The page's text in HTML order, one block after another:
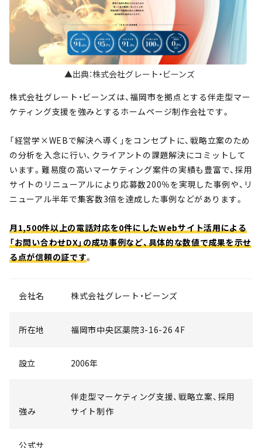
▲出典：株式会社グレート・ビーンズ
株式会社グレート・ビーンズは、福岡市を拠点とする伴走型マー
ケティング支援を強みとするホームページ制作会社です。
「経営学×WEBで解決へ導く」をコンセプトに、戦略立案のため
の分析を入念に行い、クライアントの課題解決にコミットして
います。難易度の高いマーケティング案件の実績も豊富で、採用
サイトのリニューアルにより応募数200％を実現した事例や、リ
ニューアル半年で集客数3倍を達成した事例などがあります。
月1,500件以上の電話対応を0件にしたWebサイト活用による
「お問い合わせDX」の成功事例など、具体的な数値で成果を示せ
る点が信頼の証です。
会社名 株式会社グレート・ビーンズ
所在地 福岡市中央区薬院3-16-26 4F
設立 2006年
強み
伴走型マーケティング支援、戦略立案、採用
サイト制作
公式サ